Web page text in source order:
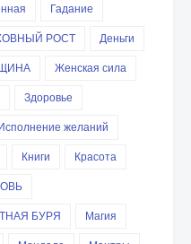
Гадание
РОСТ
Деньги
Женская сила
Здоровье
желаний
Книги
Красота
БУРЯ
Магия